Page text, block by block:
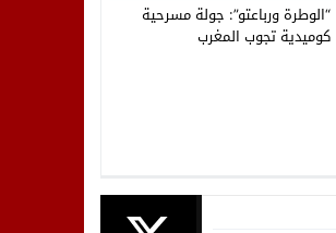
“الوطرة ورباعتو”: جولة مسرحية
كوميدية تجوب المغرب